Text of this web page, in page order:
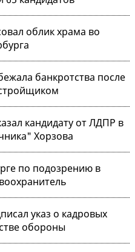
облик храма во
банкротства после
кандидату от ЛДПР в
Хорзова
по подозрению в
указ о кадровых
обороны